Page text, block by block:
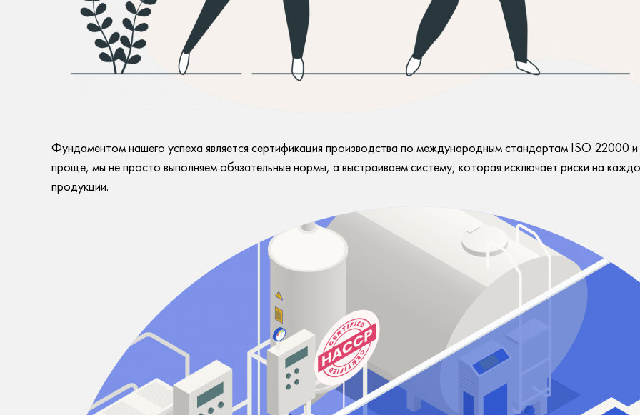
Фундаментом нашего успеха является сертификация производства по международным стандартам ISO 22000 и
проще, мы не просто выполняем обязательные нормы, а выстраиваем систему, которая исключает риски на
продукции.